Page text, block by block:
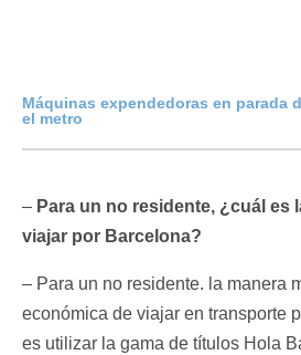
Máquinas expendedoras en parada
el metro
– Para un no residente, ¿cuál es
viajar por Barcelona?
– Para un no residente. la manera
económica de viajar en transporte
es utilizar la gama de títulos Hola